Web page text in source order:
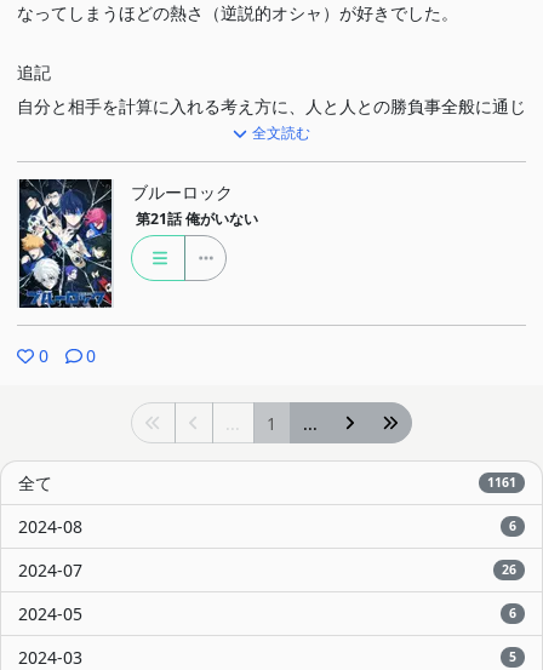
なってしまうほどの熱さ（逆説的オシャ）が好きでした。
追記
自分と相手を計算に入れる考え方に、人と人との勝負事全般に通じ
るところで自分事のほうにビビビと来る何かがありました。一歩間
違えれば敗着になる一手を選ぶもので、緩急（自分の全力や使える
手札を隠す、あえて最善を避ける）にもつながる考えだとも思いま
した。ただ急のほうが相手に全力を出させる力があって初めて成立
するもので、……着地点が迷子になりましたが、そういう感じでビ
ビビとなってその点も面白かったです
全文読む
ブルーロック
第21話 俺がいない
0 0
... 1 ...
全て 1161
2024-08 6
2024-07 26
2024-05 6
2024-03 5